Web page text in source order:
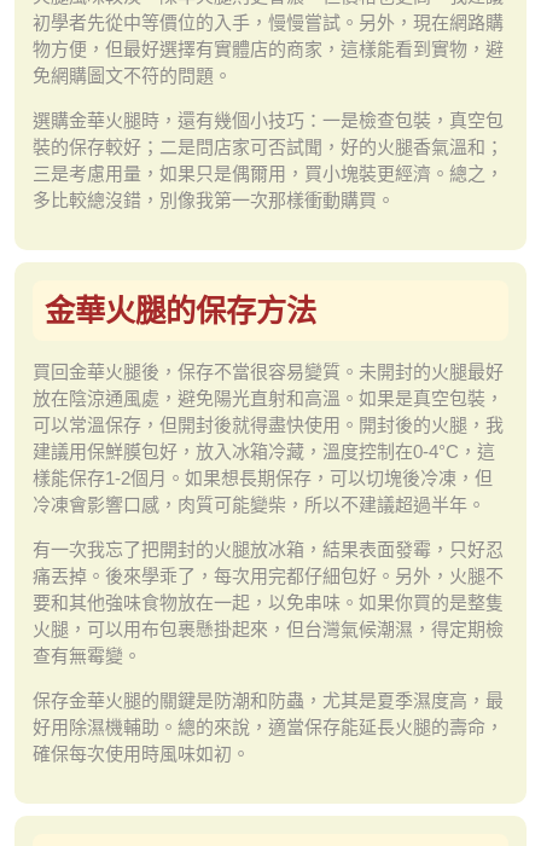
初學者先從中等價位的入手，慢慢嘗試。另外，現在網路購
物方便，但最好選擇有實體店的商家，這樣能看到實物，避
免網購圖文不符的問題。
選購金華火腿時，還有幾個小技巧：一是檢查包裝，真空包
裝的保存較好；二是問店家可否試聞，好的火腿香氣溫和；
三是考慮用量，如果只是偶爾用，買小塊裝更經濟。總之，
多比較總沒錯，別像我第一次那樣衝動購買。
金華火腿的保存方法
買回金華火腿後，保存不當很容易變質。未開封的火腿最好
放在陰涼通風處，避免陽光直射和高溫。如果是真空包裝，
可以常溫保存，但開封後就得盡快使用。開封後的火腿，我
建議用保鮮膜包好，放入冰箱冷藏，溫度控制在0-4°C，這
樣能保存1-2個月。如果想長期保存，可以切塊後冷凍，但
冷凍會影響口感，肉質可能變柴，所以不建議超過半年。
有一次我忘了把開封的火腿放冰箱，結果表面發霉，只好忍
痛丟掉。後來學乖了，每次用完都仔細包好。另外，火腿不
要和其他強味食物放在一起，以免串味。如果你買的是整隻
火腿，可以用布包裹懸掛起來，但台灣氣候潮濕，得定期檢
查有無霉變。
保存金華火腿的關鍵是防潮和防蟲，尤其是夏季濕度高，最
好用除濕機輔助。總的來說，適當保存能延長火腿的壽命，
確保每次使用時風味如初。